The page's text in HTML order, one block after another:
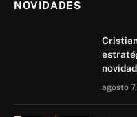
NOVIDADES
agosto